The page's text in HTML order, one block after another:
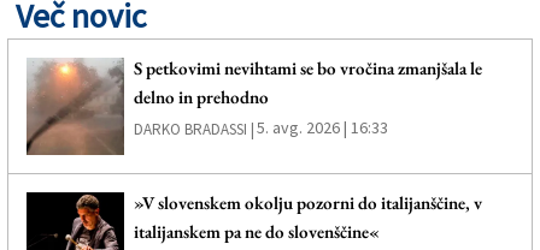
Več novic
S petkovimi nevihtami se bo vročina zmanjšala le
delno in prehodno
DARKO BRADASSI |5. avg. 2026 | 16:33
»V slovenskem okolju pozorni do italijanščine, v
italijanskem pa ne do slovenščine«